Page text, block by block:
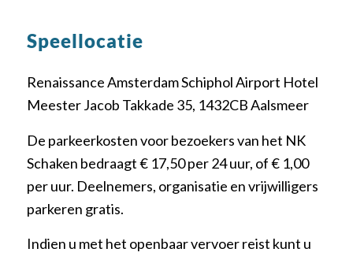
Speellocatie
Renaissance Amsterdam Schiphol Airport Hotel
Meester Jacob Takkade 35, 1432CB Aalsmeer
De parkeerkosten voor bezoekers van het NK
Schaken bedraagt € 17,50 per 24 uur, of € 1,00
per uur. Deelnemers, organisatie en vrijwilligers
parkeren gratis.
Indien u met het openbaar vervoer reist kunt u